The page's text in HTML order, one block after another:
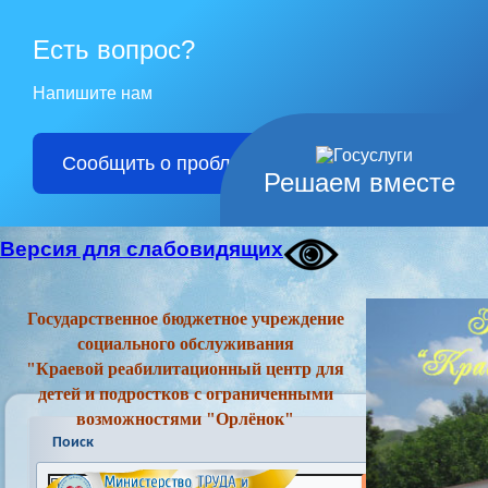
Решаем вместе
Есть вопрос?
Напишите нам
Сообщить о проблеме
Версия для слабовидящих
Государственное бюджетное учреждение
социального обслуживания
"Краевой реабилитационный центр для
детей и подростков с ограниченными
возможностями "Орлёнок"
Поиск